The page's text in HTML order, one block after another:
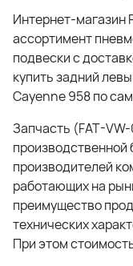
Интернет-магазин
ассортимент
подвески с
купить задний
Cayenne 958 по
Запчасть (FAT-
производственной
производителей
работающих на
преимущество
технических
При этом